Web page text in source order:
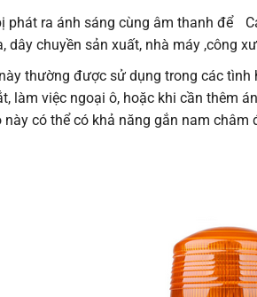
phát ra ánh sáng cùng âm thanh để
dây chuyền sản xuất, nhà máy ,công
thường được sử dụng trong các
làm việc ngoại ô, hoặc khi cần thêm
này có thể có khả năng gắn nam